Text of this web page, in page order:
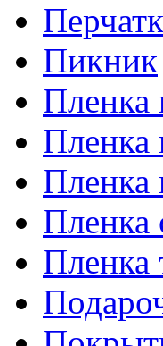
Пикник
Пленка
Пленка
Пленка